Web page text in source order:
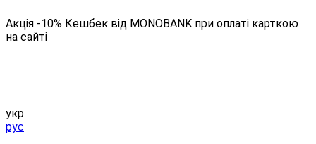
Акція -10% Кешбек від MONOBANK при оплаті карткою
на сайті
укр
рус